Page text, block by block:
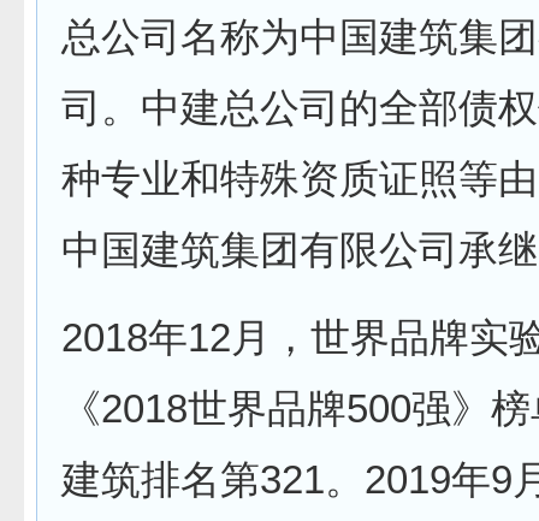
总公司名称为中国建筑集
司。中建总公司的全部债
种专业和特殊资质证照等
中国建筑集团有限公司承
2018年12月，世界品牌实
《2018世界品牌500强》
建筑排名第321。2019年9